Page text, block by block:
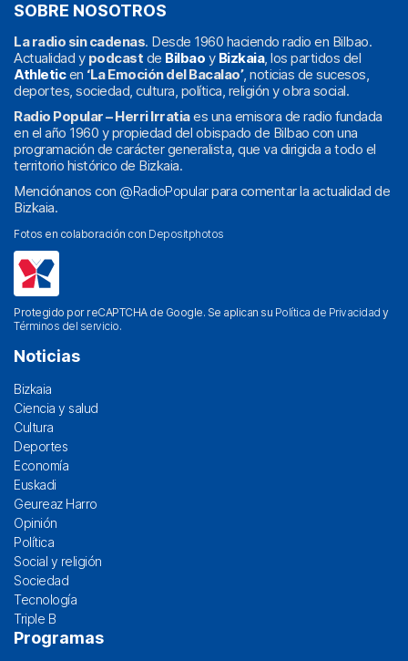
SOBRE NOSOTROS
La radio sin cadenas. Desde 1960 haciendo radio en Bilbao.
Actualidad y podcast de Bilbao y Bizkaia, los partidos del
Athleticen ‘La Emoción del Bacalao’, noticias de sucesos,
deportes, sociedad, cultura, política, religión y obra social.
Radio Popular – Herri Irratiaes una emisora de radio fundada
en el año 1960 y propiedad del obispado de Bilbao con una
programación de carácter generalista, que va dirigida a todo el
territorio histórico de Bizkaia.
Menciónanos con @RadioPopularpara comentar la actualidad de
Bizkaia.
Fotos en colaboración con Depositphotos
Protegido por reCAPTCHA de Google. Se aplican su Política de Privacidad y
Términos del servicio.
Noticias
Bizkaia
Ciencia y salud
Cultura
Deportes
Economía
Euskadi
Geureaz Harro
Opinión
Política
Social y religión
Sociedad
Tecnología
Triple B
Programas